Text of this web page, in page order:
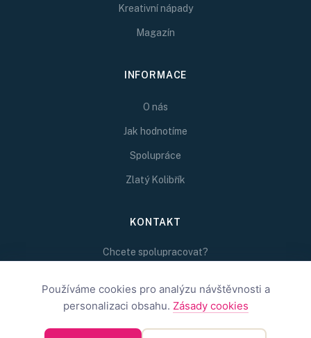
Kreativní nápady
Magazín
INFORMACE
O nás
Jak hodnotíme
Spolupráce
Zlatý Kolibřík
KONTAKT
Chcete spolupracovat?
redakce@inspirativni.cz
Používáme cookies pro analýzu návštěvnosti a
personalizaci obsahu. Zásady cookies